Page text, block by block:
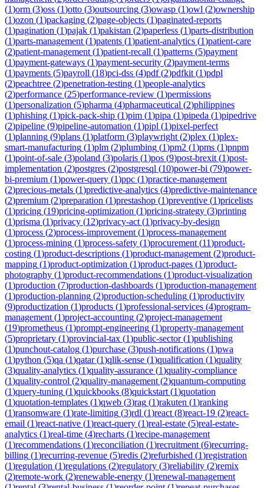
(1)orm (3)oss (1)otto (3)outsourcing (3)owasp (1)owl (2)ownership
(1)ozon (1)packaging (2)page-objects (1)paginated-reports
(1)pagination (1)pajak (1)pakistan (2)paperless (1)parts-distribution
(1)parts-management (1)patents (1)patient-analytics (1)patient-care
(2)patient-management (1)patient-recall (1)patterns (5)payment
(1)payment-gateways (1)payment-security (2)payment-terms
(1)payments (5)payroll (18)pci-dss (4)pdf(2)pdfkit (1)pdpl
(2)peachtree (2)penetration-testing (1)people-analytics
(2)performance (25)performance-review (1)permissions
(1)personalization (5)pharma (4)pharmaceutical (2)philippines
(1)phishing (1)pick-pack-ship (1)pim (1)pipa (1)pipeda (1)pipedrive
(2)pipeline (9)pipeline-automation (1)pipl (1)pixel-perfect
(1)planning (9)plans (1)platform (3)playwright (2)plex (1)plex-
smart-manufacturing (1)plm (2)plumbing (1)pm2 (1)pms (1)pnpm
(1)point-of-sale (3)poland (3)polaris (1)pos (9)post-brexit (1)post-
implementation (2)postgres (2)postgresql (10)power-bi (79)power-
bi-premium (1)power-query (1)ppc (1)practice-management
(2)precious-metals (1)predictive-analytics (4)predictive-maintenance
(2)premium (2)preparation (1)prestashop (1)preventive (1)pricelists
(1)pricing (19)pricing-optimization (1)pricing-strategy (3)printing
(1)prisma (1)privacy (12)privacy-act (1)privacy-by-design
(1)process (2)process-improvement (1)process-management
(1)process-mining (1)process-safety (1)procurement (11)product-
costing (1)product-descriptions (1)product-management (2)product-
mapping (1)product-optimization (1)product-pages (1)product-
photography (1)product-recommendations (1)product-visualization
(1)production (7)production-dashboards (1)production-management
(1)production-planning (2)production-scheduling (1)productivity
(9)productization (1)products (1)professional-services (4)program-
management (1)project-accounting (2)project-management
(19)prometheus (1)prompt-engineering (1)property-management
(5)proprietary (1)provincial-tax (1)public-sector(1)publishing
(1)punchout-catalog (1)purchase (3)push-notifications (1)pwa
(1)python (5)qa (1)qatar(1)qlik-sense (1)qualification (1)quality
(3)quality-analytics (1)quality-assurance (1)quality-compliance
(1)quality-control (2)quality-management (2)quantum-computing
(1)query-tuning (1)quickbooks (8)quickstart (1)quotation
(1)quotation-templates (1)qweb (3)rag (1)rakuten (1)ranking
(1)ransomware (1)rate-limiting (3)rdl (1)react (8)react-19 (2)react-
email (1)react-native (1)react-query (1)real-estate (5)real-estate-
analytics (1)real-time (4)recharts (1)recipe-management
(1)recommendations (1)reconciliation (1)recruitment (6)recurring-
billing (1)recurring-revenue (5)redis (2)refurbished (1)registration
(1)regulation (1)regulations (2)regulatory (3)reliability (2)remix
(2)remote-work (2)renewable-energy (1)renewal-management